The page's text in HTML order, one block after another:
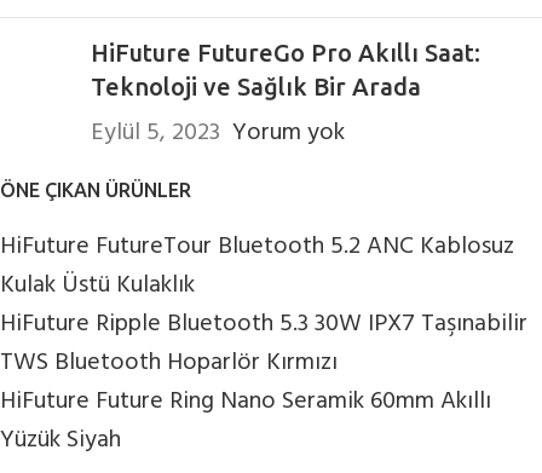
HiFuture FutureGo Pro Akıllı Saat:
Teknoloji ve Sağlık Bir Arada
Eylül 5, 2023 Yorum yok
ÖNE ÇIKAN ÜRÜNLER
HiFuture FutureTour Bluetooth 5.2 ANC Kablosuz
Kulak Üstü Kulaklık
HiFuture Ripple Bluetooth 5.3 30W IPX7 Taşınabilir
TWS Bluetooth Hoparlör Kırmızı
HiFuture Future Ring Nano Seramik 60mm Akıllı
Yüzük Siyah